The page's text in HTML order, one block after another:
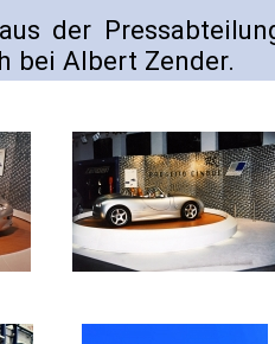
der
bei Albert Zender.